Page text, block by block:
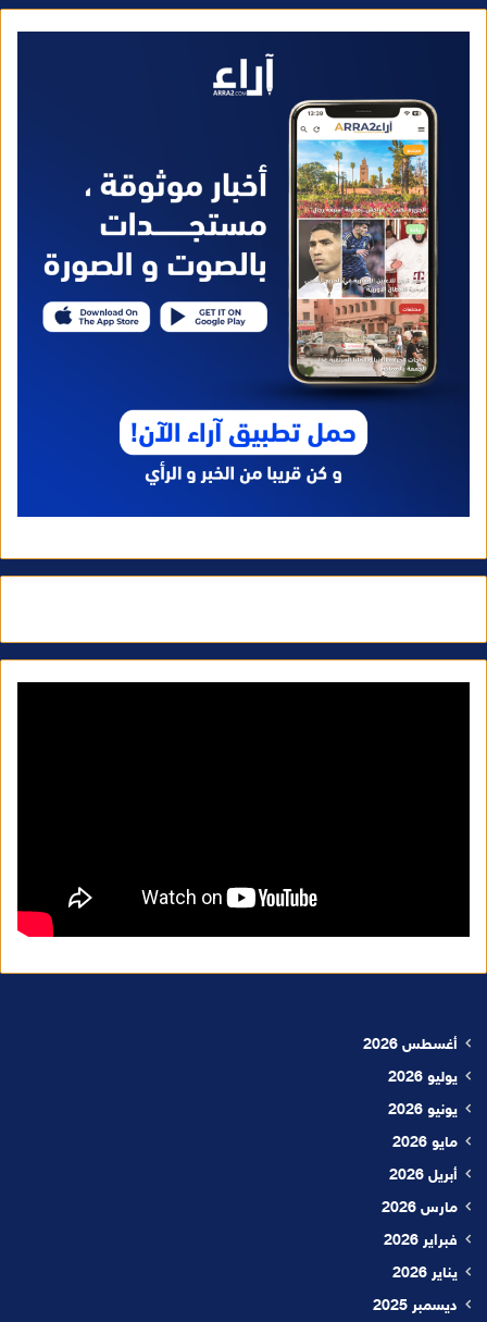
أغسطس 2026
يوليو 2026
يونيو 2026
مايو 2026
أبريل 2026
مارس 2026
فبراير 2026
يناير 2026
ديسمبر 2025